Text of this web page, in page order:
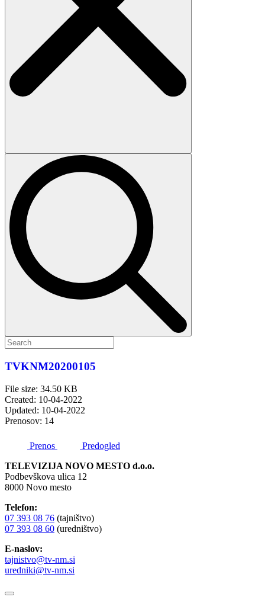
TVKNM20200105
File size: 34.50 KB
Created: 10-04-2022
Updated: 10-04-2022
Prenosov: 14
Prenos
Predogled
TELEVIZIJA NOVO MESTO d.o.o.
Podbevškova ulica 12
8000 Novo mesto
Telefon:
07 393 08 76 (tajništvo)
07 393 08 60 (uredništvo)
E-naslov:
tajnistvo@tv-nm.si
uredniki@tv-nm.si